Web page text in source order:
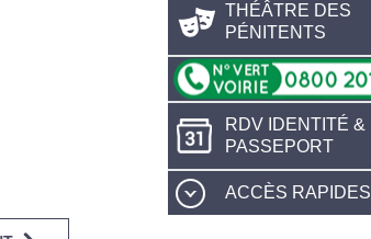
THÉÂTRE DES
PÉNITENTS
RDV IDENTITÉ &
PASSEPORT
ACCÈS RAPIDES